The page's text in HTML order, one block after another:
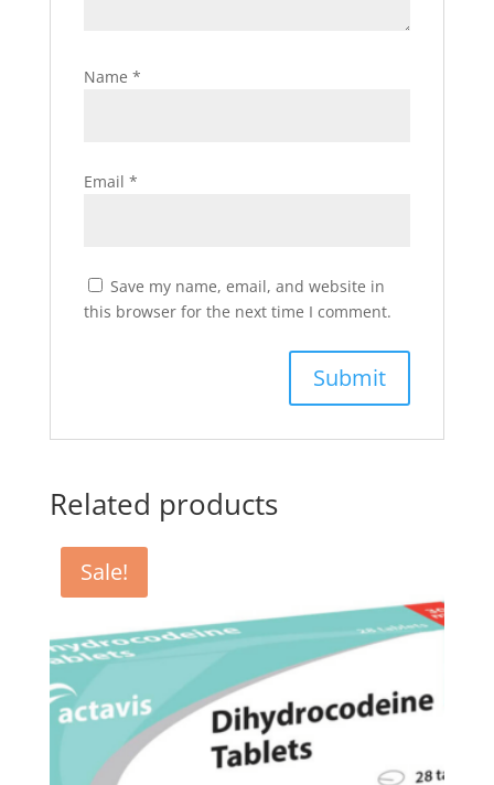
Name *
Email *
Save my name, email, and website in
this browser for the next time I comment.
Related products
Sale!